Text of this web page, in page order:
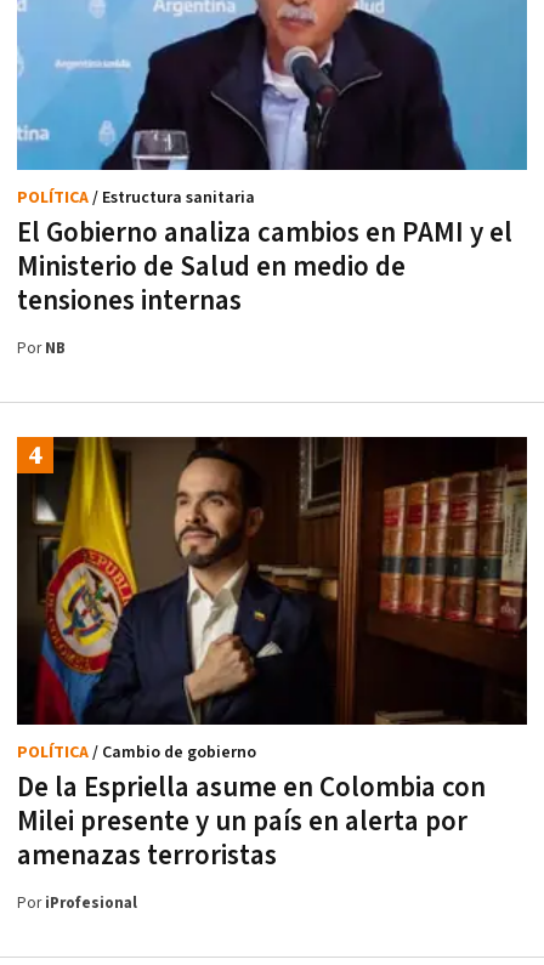
El Gobierno analiza cambios en PAMI y el
Ministerio de Salud en medio de
tensiones internas
POLÍTICA/ Estructura sanitaria
PorNB
De la Espriella asume en Colombia con
Milei presente y un país en alerta por
amenazas terroristas
POLÍTICA/ Cambio de gobierno
PoriProfesional